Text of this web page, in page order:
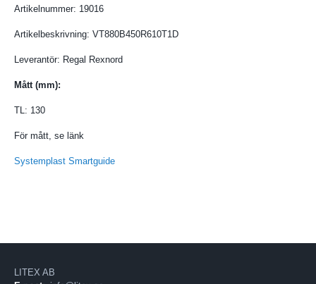
Artikelnummer: 19016
Artikelbeskrivning: VT880B450R610T1D
Leverantör: Regal Rexnord
Mått (mm):
TL: 130
För mått, se länk
Systemplast Smartguide
LITEX AB